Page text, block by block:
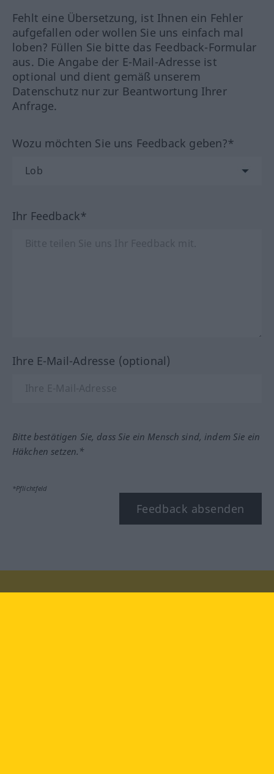
Fehlt eine Übersetzung, ist Ihnen ein Fehler
aufgefallen oder wollen Sie uns einfach mal
loben? Füllen Sie bitte das Feedback-Formular
aus. Die Angabe der E-Mail-Adresse ist
optional und dient gemäß unserem
Datenschutz nur zur Beantwortung Ihrer
Anfrage.
Wozu möchten Sie uns Feedback geben?*
Ihr Feedback*
Ihre E-Mail-Adresse (optional)
Bitte bestätigen Sie, dass Sie ein Mensch sind, indem Sie ein
Häkchen setzen.*
*Pflichtfeld
Feedback absenden